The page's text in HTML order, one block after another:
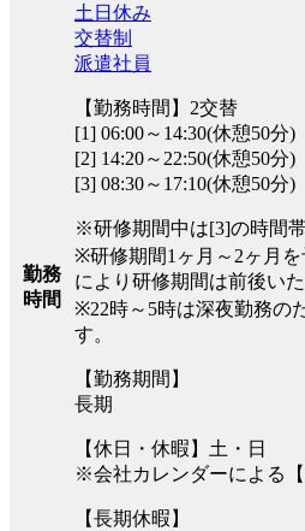
勤務
時間
土日休み
交替制
派遣社員
【勤務時間】2交替
[1] 06:00～14:30(休憩50分)
[2] 14:20～22:50(休憩50分)
[3] 08:30～17:10(休憩50分)
※研修期間中は[3]の時間帯
※研修期間1ヶ月～2ヶ月
により研修期間は前後いた
※22時～5時は深夜勤務の
す。
【勤務期間】
長期
【休日・休暇】土・日
※会社カレンダーによる【
【長期休暇】